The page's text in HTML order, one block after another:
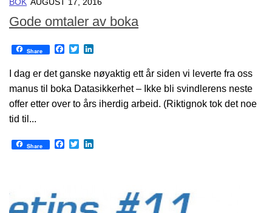
Gode omtaler av boka
Share Facebook
Twitter
I dag er det ganske nøyaktig ett år siden vi leverte fra oss
manus til boka Datasikkerhet – Ikke bli svindlerens neste
offer etter over to års iherdig arbeid. (Riktignok tok det noe
tid til...
Share Facebook
Twitter